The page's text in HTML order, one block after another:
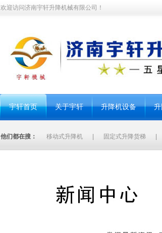
欢迎访问济南宇轩升降机械有限公司！
宇轩首页 关于宇轩 升降机设备
他们都在搜： 移动式升降机 固定式升降货梯